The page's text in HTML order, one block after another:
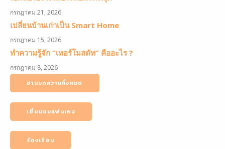
กรกฎาคม 21, 2026
เปลี่ยนบ้านเก่าเป็น Smart Home
กรกฎาคม 15, 2026
ทำความรู้จัก “เทอร์โมสตัท” คืออะไร ?
กรกฎาคม 8, 2026
อ่านบทความทั้งหมด
เยี่ยมชมแฟนเพจ
ร้องเรียน